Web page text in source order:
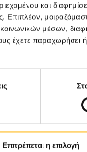
και
Επιπλέον,
μέσων,
έχετε παραχωρήσει ή
Επιτρέπεται η επιλογή